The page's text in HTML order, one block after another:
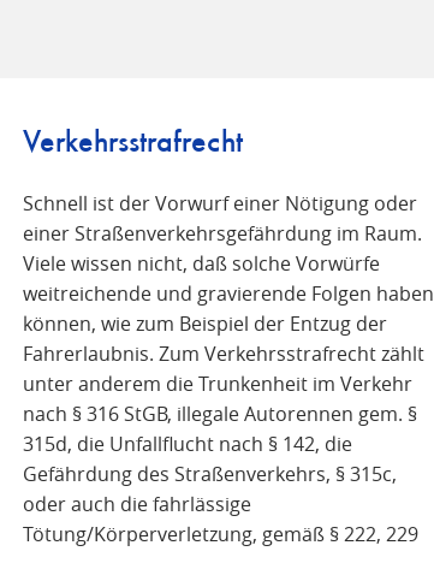
Verkehrsstrafrecht
Schnell ist der Vorwurf einer Nötigung oder
einer Straßenverkehrsgefährdung im Raum.
Viele wissen nicht, daß solche Vorwürfe
weitreichende und gravierende Folgen haben
können, wie zum Beispiel der Entzug der
Fahrerlaubnis. Zum Verkehrsstrafrecht zählt
unter anderem die Trunkenheit im Verkehr
nach § 316 StGB, illegale Autorennen gem. §
315d, die Unfallflucht nach § 142, die
Gefährdung des Straßenverkehrs, § 315c,
oder auch die fahrlässige
Tötung/Körperverletzung, gemäß § 222, 229